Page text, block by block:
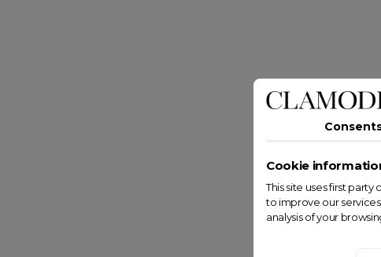
Cookie
This site uses first
to improve our
analysis of your